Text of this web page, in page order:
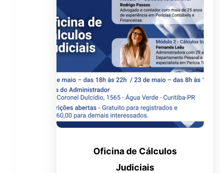
Oficina de Cálculos
Judiciais